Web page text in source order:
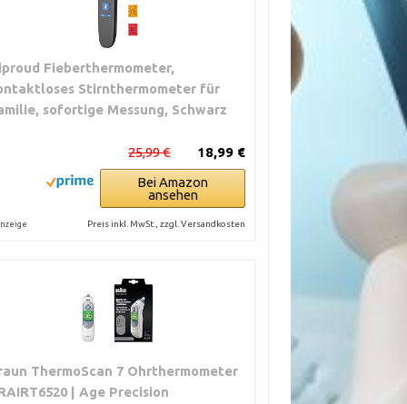
Fieberthermometer,
Stirnthermometer für
sofortige Messung, Schwarz
18,99 €
25,99 €
Bei Amazon
ansehen
Preis inkl. MwSt., zzgl. Versandkosten
ThermoScan 7 Ohrthermometer
| Age Precision